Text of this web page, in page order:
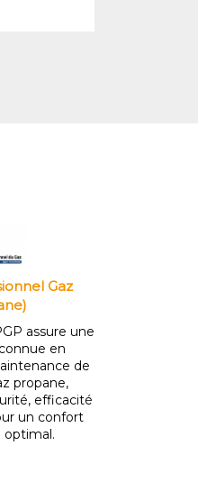
Gaz
assure une
en
de
propane,
efficacité
un confort